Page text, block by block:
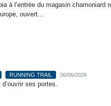
à l’entrée du magasin chamoniard
ouvert...
RUNNING TRAIL 06/06/2026
ses portes.